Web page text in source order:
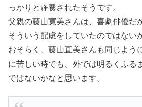
っかりと静養されたそうです。
父親の藤山寛美さんは、喜劇俳優だ
そういう配慮をしていたのではない
おそらく、藤山直美さんも同じよう
に苦しい時でも、外では明るくふる
ではないかなと思います。